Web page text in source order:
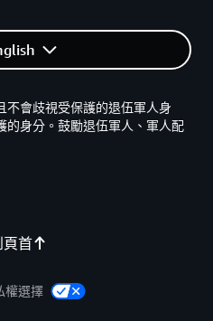
頁首
不會歧視受保護的退伍軍人身
的身分。鼓勵退伍軍人、軍人配
權選擇